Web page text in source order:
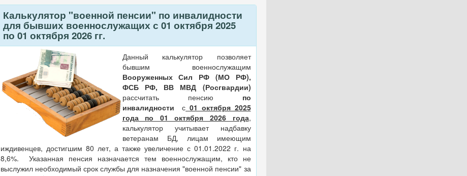
Калькулятор "военной пенсии" по инвалидности
для бывших военнослужащих с 01 октября 2025
по 01 октября 2026 гг.
Данный калькулятор позволяет
бывшим военнослужащим
Вооруженных Сил РФ (МО РФ),
ФСБ РФ, ВВ МВД (Росгвардии)
рассчитать пенсию по
инвалидности с 01 октября 2025
года по 01 октября 2026 года,
калькулятор учитывает надбавку
ветеранам БД, лицам имеющим
иждивенцев, достигшим 80 лет, а также увеличение с 01.01.2022 г. на
8,6%. Указанная пенсия назначается тем военнослужащим, кто не
выслужил необходимый срок службы для назначения "военной пенсии" за